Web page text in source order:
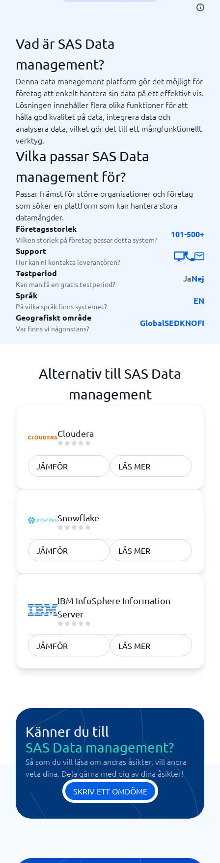
Vad är SAS Data
management?
Denna data management platform gör det möjligt för
företag att enkelt hantera sin data på ett effektivt vis.
Lösningen innehåller flera olika funktioner för att
hålla god kvalitet på data, integrera data och
analysera data, vilket gör det till ett mångfunktionellt
verktyg.
Vilka passar SAS Data
management för?
Passar främst för större organisationer och företag
som söker en plattform som kan hantera stora
datamängder.
Företagsstorlek
Vilken storlek på företag passar detta system?
101-500+
Support
Hur kan ni kontakta leverantören?
Testperiod
Kan man få en gratis testperiod?
JaNej
Språk
På vilka språk finns systemet?
EN
Geografiskt område
Var finns vi någonstans?
GlobalSEDKNOFI
Alternativ till SAS Data
management
Cloudera
JÄMFÖR LÄS MER
Snowflake
JÄMFÖR LÄS MER
IBM InfoSphere Information
Server
JÄMFÖR LÄS MER
Känner du till
SAS Data management?
Så som du vill läsa om andras åsikter, vill andra
veta dina. Dela gärna med dig av dina åsikter!
SKRIV ETT OMDÖME